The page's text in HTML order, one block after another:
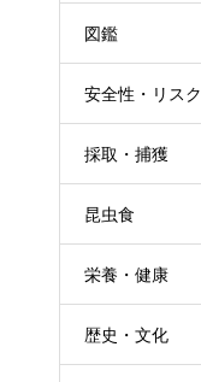
図鑑
安全性・リスク
採取・捕獲
昆虫食
栄養・健康
歴史・文化